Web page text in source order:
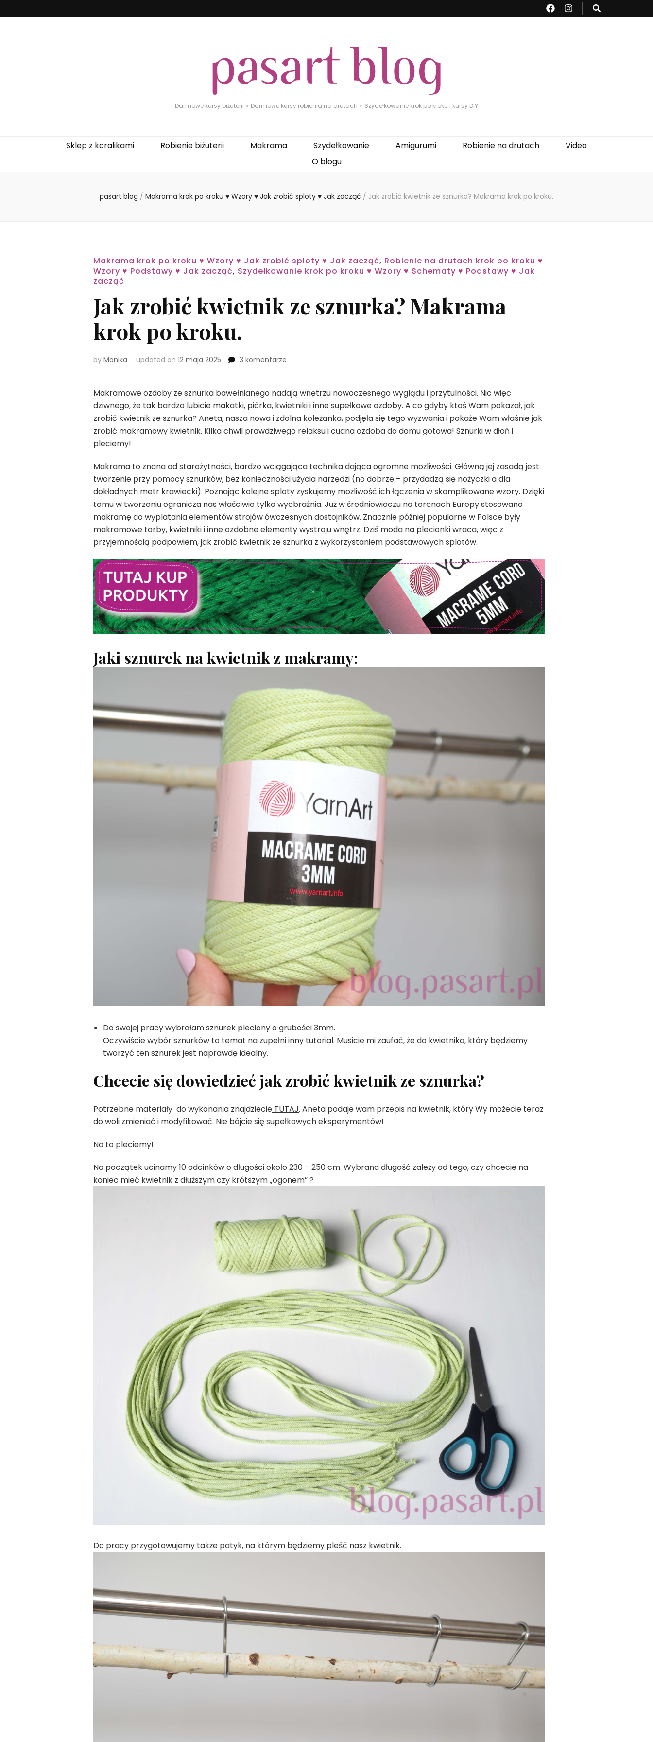
Darmowe kursy biżuterii ⋆ Darmowe kursy robienia na drutach ⋆ Szydełkowanie krok po kroku i kursy DIY
Sklep z koralikami Robienie biżuterii Makrama Szydełkowanie Amigurumi Robienie na drutach
Video
O blogu
pasart blog / Makrama krok po kroku ♥ Wzory ♥ Jak zrobić sploty ♥ Jak zacząć / Jak zrobić kwietnik ze sznurka? Makrama krok po kroku.
Makrama krok po kroku ♥ Wzory ♥ Jak zrobić sploty ♥ Jak zacząć, Robienie na drutach krok po kroku ♥
Wzory ♥ Podstawy ♥ Jak zacząć, Szydełkowanie krok po kroku ♥ Wzory ♥ Schematy ♥ Podstawy ♥ Jak
zacząć
Jak zrobić kwietnik ze sznurka? Makrama
krok po kroku.
by Monika updated on 12 maja 2025 3 komentarze
kwietnik
ze
sznurka?
Makrama
krok
Makramowe ozdoby ze sznurka bawełnianego nadają wnętrzu nowoczesnego wyglądu i przytulności. Nic więc
dziwnego, że tak bardzo lubicie makatki, piórka, kwietniki i inne supełkowe ozdoby. A co gdyby ktoś Wam pokazał, jak
zrobić kwietnik ze sznurka? Aneta, nasza nowa i zdolna koleżanka, podjęła się tego wyzwania i pokaże Wam właśnie jak
zrobić makramowy kwietnik. Kilka chwil prawdziwego relaksu i cudna ozdoba do domu gotowa! Sznurki w dłoń i
pleciemy!
Makrama to znana od starożytności, bardzo wciągająca technika dająca ogromne możliwości. Główną jej zasadą jest
tworzenie przy pomocy sznurków, bez konieczności użycia narzędzi (no dobrze – przydadzą się nożyczki a dla
dokładnych metr krawiecki). Poznając kolejne sploty zyskujemy możliwość ich łączenia w skomplikowane wzory. Dzięki
temu w tworzeniu ogranicza nas właściwie tylko wyobraźnia. Już w średniowieczu na terenach Europy stosowano
makramę do wyplatania elementów strojów ówczesnych dostojników. Znacznie później popularne w Polsce były
makramowe torby, kwietniki i inne ozdobne elementy wystroju wnętrz. Dziś moda na plecionki wraca, więc z
przyjemnością podpowiem, jak zrobić kwietnik ze sznurka z wykorzystaniem podstawowych splotów.
Jaki sznurek na kwietnik z makramy:
Do swojej pracy wybrałamsznurek plecionyo grubości 3mm.
Oczywiście wybór sznurków to temat na zupełni inny tutorial. Musicie mi zaufać, że do kwietnika, który będziemy
tworzyć ten sznurek jest naprawdę idealny.
Chcecie się dowiedzieć jak zrobić kwietnik ze sznurka?
Potrzebne materiały do wykonania znajdziecie TUTAJ. Aneta podaje wam przepis na kwietnik, który Wy możecie teraz
do woli zmieniać i modyfikować. Nie bójcie się supełkowych eksperymentów!
No to pleciemy!
Na początek ucinamy 10 odcinków o długości około 230 – 250 cm. Wybrana długość zależy od tego, czy chcecie na
koniec mieć kwietnik z dłuższym czy krótszym „ogonem” ?
Do pracy przygotowujemy także patyk, na którym będziemy pleść nasz kwietnik.